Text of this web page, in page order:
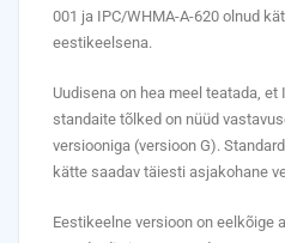
001 ja IPC/WHMA-A-620 olnud
eestikeelsena.
Uudisena on hea meel teatada, et
standaite tõlked on nüüd
versiooniga (versioon G).
kätte saadav täiesti asjakohane
Eestikeelne versioon on eelkõige